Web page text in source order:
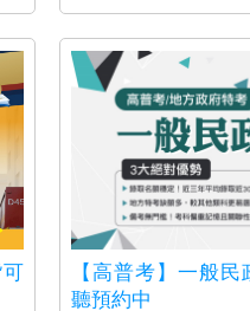
可
【高普考】一般
聽預約中